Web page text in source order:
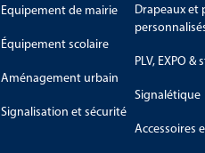
Equipement de mairie
Équipement scolaire
Aménagement urbain
Signalisation et sécurité
Drapeaux et
PLV, EXPO &
Signalétique
Accessoires